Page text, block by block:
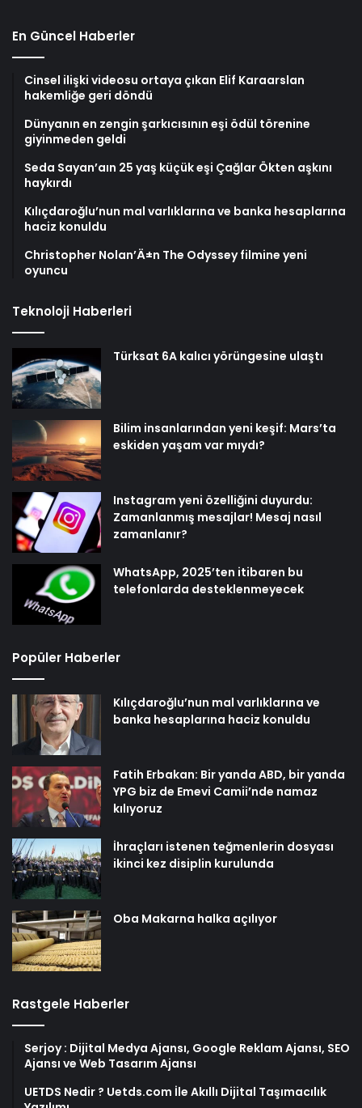
En Güncel Haberler
Cinsel ilişki videosu ortaya çıkan Elif Karaarslan
hakemliğe geri döndü
Dünyanın en zengin şarkıcısının eşi ödül törenine
giyinmeden geldi
Seda Sayan’aın 25 yaş küçük eşi Çağlar Ökten aşkını
haykırdı
Kılıçdaroğlu’nun mal varlıklarına ve banka hesaplarına
haciz konuldu
Christopher Nolan’Ä±n The Odyssey filmine yeni
oyuncu
Teknoloji Haberleri
Türksat 6A kalıcı yörüngesine ulaştı
Bilim insanlarından yeni keşif: Mars’ta
eskiden yaşam var mıydı?
Instagram yeni özelliğini duyurdu:
Zamanlanmış mesajlar! Mesaj nasıl
zamanlanır?
WhatsApp, 2025’ten itibaren bu
telefonlarda desteklenmeyecek
Popüler Haberler
Kılıçdaroğlu’nun mal varlıklarına ve
banka hesaplarına haciz konuldu
Fatih Erbakan: Bir yanda ABD, bir yanda
YPG biz de Emevi Camii’nde namaz
kılıyoruz
İhraçları istenen teğmenlerin dosyası
ikinci kez disiplin kurulunda
Oba Makarna halka açılıyor
Rastgele Haberler
Serjoy : Dijital Medya Ajansı, Google Reklam Ajansı, SEO
Ajansı ve Web Tasarım Ajansı
UETDS Nedir ? Uetds.com İle Akıllı Dijital Taşımacılık